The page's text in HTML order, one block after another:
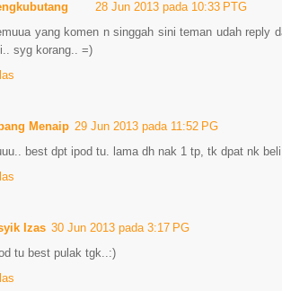
28 Jun 2013 pada 10:33 PTG
yang komen n singgah sini teman udah reply
syg korang.. =)
Menaip 29 Jun 2013 pada 11:52 PG
best dpt ipod tu. lama dh nak 1 tp, tk dpat nk
Izas 30 Jun 2013 pada 3:17 PG
tu best pulak tgk..:)